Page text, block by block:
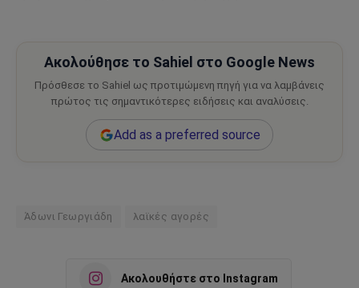
Ακολούθησε το Sahiel στο Google News
Πρόσθεσε το Sahiel ως προτιμώμενη πηγή για να λαμβάνεις
πρώτος τις σημαντικότερες ειδήσεις και αναλύσεις.
Add as a preferred source
Άδωνι Γεωργιάδη λαϊκές αγορές
Ακολουθήστε στο Instagram